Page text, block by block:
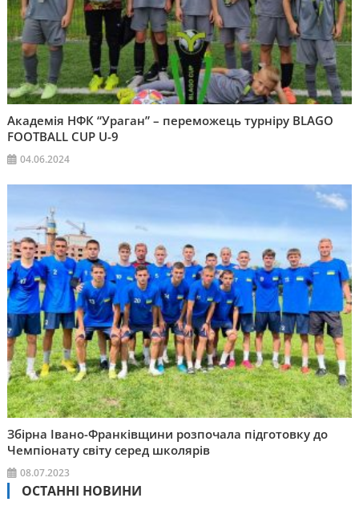
Академія НФК “Ураган” – переможець турніру BLAGO
FOOTBALL CUP U-9
04.06.2024
Збірна Івано-Франківщини розпочала підготовку до
Чемпіонату світу серед школярів
08.07.2023
ОСТАННІ НОВИНИ